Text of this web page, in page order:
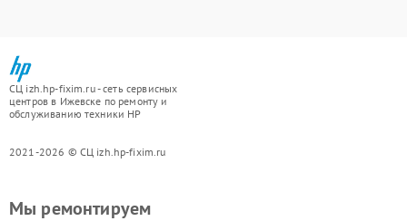
СЦ izh.hp-fixim.ru - сеть сервисных
центров в Ижевске по ремонту и
обслуживанию техники HP
2021-2026 © СЦ izh.hp-fixim.ru
Мы ремонтируем